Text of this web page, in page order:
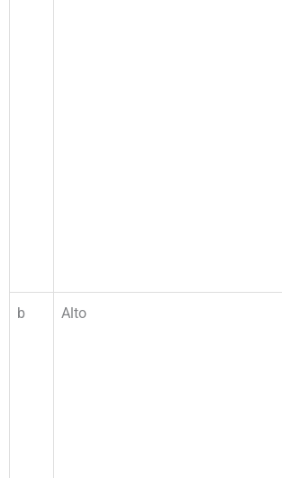
b Alto